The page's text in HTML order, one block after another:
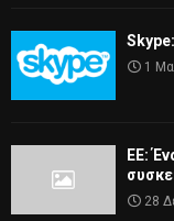
1
ΕΕ:
28